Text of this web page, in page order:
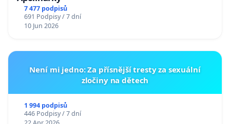
7 477 podpisů
691 Podpisy / 7 dní
10 Jun 2026
Není mi jedno: Za přísnější tresty za sexuální
zločiny na dětech
1 994 podpisů
446 Podpisy / 7 dní